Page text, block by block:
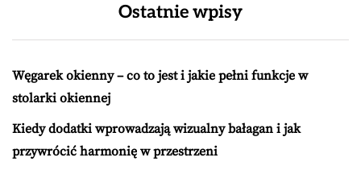
Ostatnie wpisy
Węgarek okienny – co to jest i jakie pełni funkcje w
stolarki okiennej
Kiedy dodatki wprowadzają wizualny bałagan i jak
przywrócić harmonię w przestrzeni